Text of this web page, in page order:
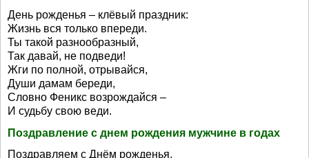
День рожденья – клёвый праздник:
Жизнь вся только впереди.
Ты такой разнообразный,
Так давай, не подведи!
Жги по полной, отрывайся,
Души дамам береди,
Словно Феникс возрождайся –
И судьбу свою веди.
Поздравление с днем рождения мужчине в годах
Поздравляем с Днём рожденья,